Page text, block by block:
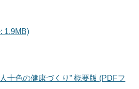
1.9MB)
十色の健康づくり” 概要版 (PDFフ